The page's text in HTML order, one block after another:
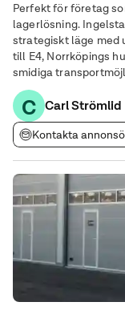
Perfekt för företag
lagerlösning. Ingelsta Industriområde erbjuder ett attraktivt och
strategiskt läge med
till E4, Norrköpings
smidiga
präglas av ett brett
hotell som bidrar till en
C Carl Strömlid
Kontakta